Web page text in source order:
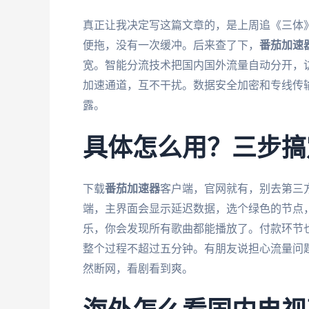
真正让我决定写这篇文章的，是上周追《三
便拖，没有一次缓冲。后来查了下， 番茄加速
宽。智能分流技术把国内国外流量自动分开，
加速通道，互不干扰。数据安全加密和专线
露。
具体怎么用？三步
下载番茄加速器客户端，官网就有，别去第三
端，主界面会显示延迟数据，选个绿色的节
乐，你会发现所有歌曲都能播放了。付款环
整个过程不超过五分钟。有朋友说担心流量问
然断网，看剧看到爽。